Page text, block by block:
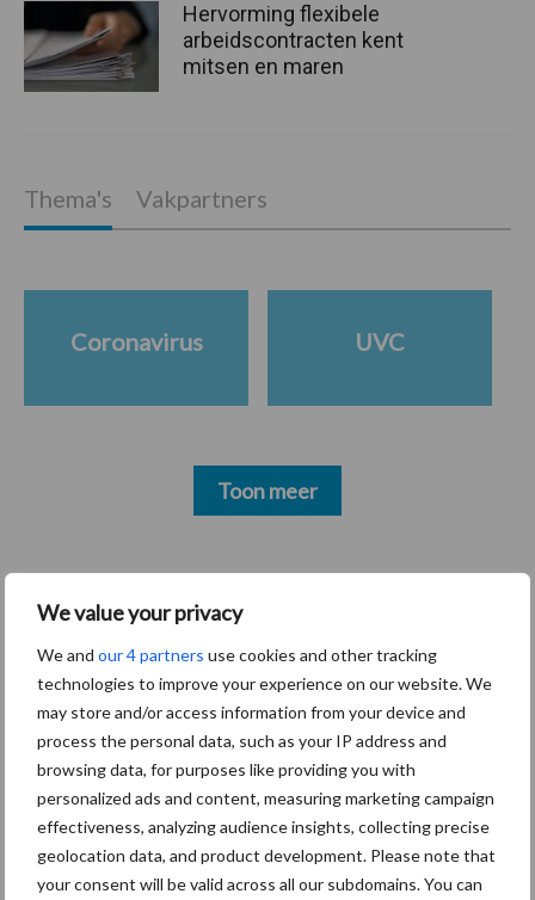
We value your privacy
We and our 4 partners use cookies and other tracking
technologies to improve your experience on our website. We
may store and/or access information from your device and
process the personal data, such as your IP address and
browsing data, for purposes like providing you with
personalized ads and content, measuring marketing campaign
effectiveness, analyzing audience insights, collecting precise
geolocation data, and product development. Please note that
your consent will be valid across all our subdomains. You can
Recent nieuws
30 dec
Hervorming flexibele
arbeidscontracten kent mitsen en
maren
29 dec
Freddy van de Ridder Cleaners:
“Glazenwassen zit in m’n bloed,
maar innoveren is mijn toekomst”
Hervorming flexibele
arbeidscontracten kent
mitsen en maren
Thema's Vakpartners
Coronavirus UVC
Toon meer